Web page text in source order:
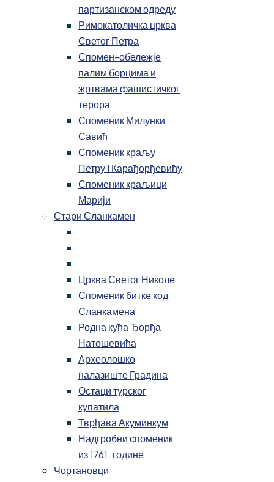
партизанском одреду
Римокатоличка црква
Светог Петра
Спомен-обележје
палим борцима и
жртвама фашистичког
терора
Споменик Милунки
Савић
Споменик краљу
Петру I Карађорђевићу
Споменик краљици
Марији
Стари Сланкамен
Црква Светог Николе
Споменик битке код
Сланкамена
Родна кућа Ђорђа
Натошевића
Археолошко
налазиште Градина
Остаци турског
купатила
Тврђава Акуминкум
Надгробни споменик
из 1761. године
Чортановци